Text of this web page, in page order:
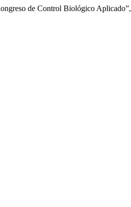
de Control Biológico Aplicado”,